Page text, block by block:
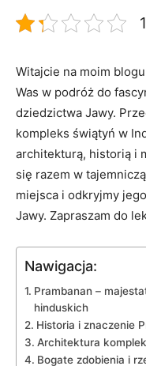
Witajcie na moim
Was w podróż do
dziedzictwa Jawy.
kompleks świątyń w
architekturą, historią i
się razem w
miejsca i odkryjmy
Jawy. Zapraszam do
Nawigacja:
Prambanan –
hinduskich
Historia i znaczenie
Architektura
Bogate zdobienia i